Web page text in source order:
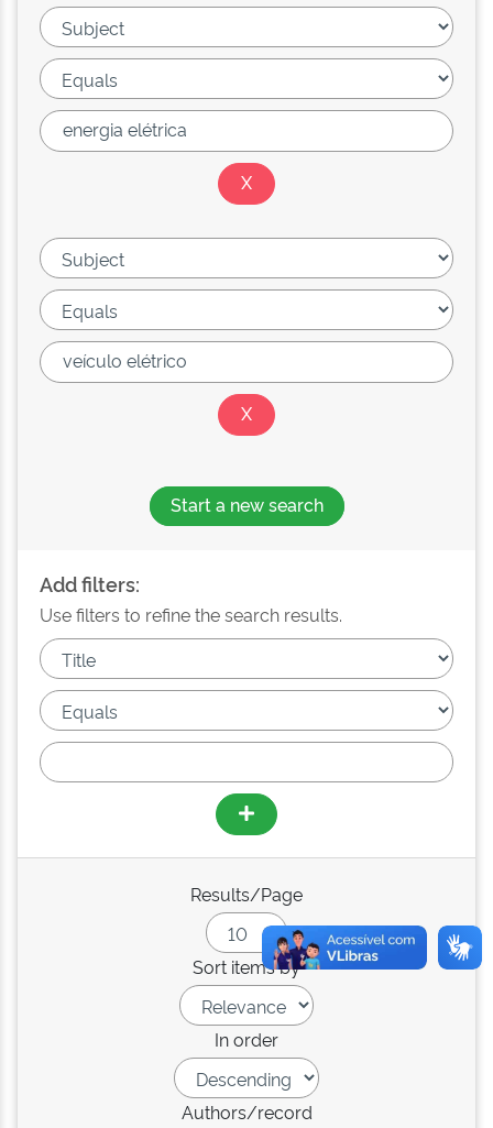
Start a new search
Add filters:
Use filters to refine the search results.
Results/Page
Sort items by
In order
Authors/record